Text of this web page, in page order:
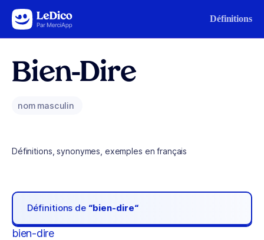
Aller au contenu Définitions
Bien-Dire
nom masculin
Définitions, synonymes, exemples en français
Définitions de “bien-dire“
bien-dire